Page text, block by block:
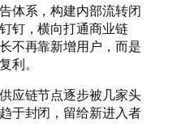
体系，构建内部流转闭
钉，横向打通商业链
不再靠新增用户，而是
利。
应链节点逐步被几家头
于封闭，留给新进入者